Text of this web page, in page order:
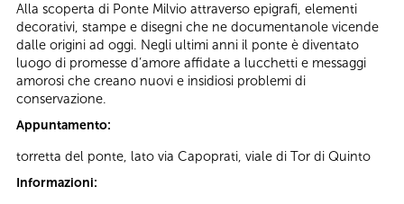
Alla scoperta di Ponte Milvio attraverso epigrafi, elementi
decorativi, stampe e disegni che ne documentanole vicende
dalle origini ad oggi. Negli ultimi anni il ponte è diventato
luogo di promesse d’amore affidate a lucchetti e messaggi
amorosi che creano nuovi e insidiosi problemi di
conservazione.
Appuntamento:
torretta del ponte, lato via Capoprati, viale di Tor di Quinto
Informazioni: